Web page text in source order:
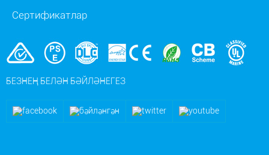
Сертификатлар
БЕЗНЕҢ БЕЛӘН БӘЙЛӘНЕГЕЗ